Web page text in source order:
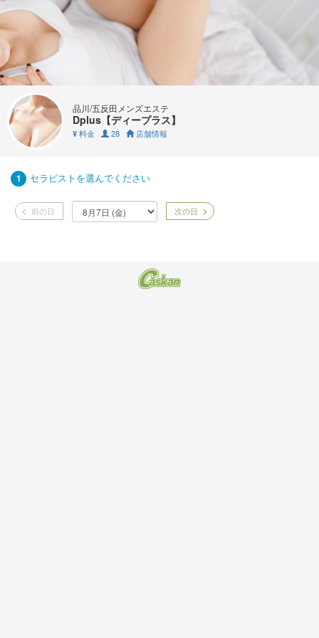
品川/五反田メンズエステ
Dplus【ディープラス】
¥ 料金 28 店舗情報
1 セラピストを選んでください
前の日 次の日